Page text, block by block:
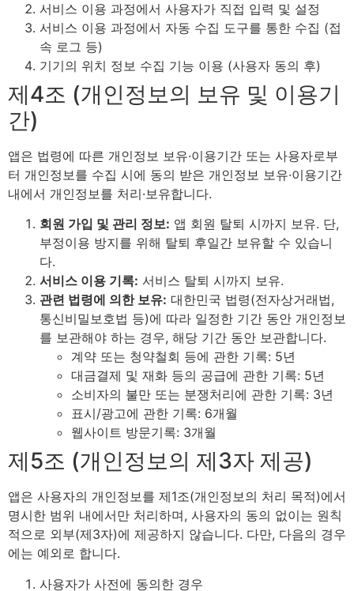
서비스 이용 과정에서 사용자가 직접 입력 및 설정
서비스 이용 과정에서 자동 수집 도구를 통한 수집 (접
속 로그 등)
기기의 위치 정보 수집 기능 이용 (사용자 동의 후)
제4조 (개인정보의 보유 및 이용기
간)
앱은 법령에 따른 개인정보 보유·이용기간 또는 사용자로부
터 개인정보를 수집 시에 동의 받은 개인정보 보유·이용기간
내에서 개인정보를 처리·보유합니다.
회원 가입 및 관리 정보: 앱 회원 탈퇴 시까지 보유. 단,
부정이용 방지를 위해 탈퇴 후일간 보유할 수 있습니
다.
서비스 이용 기록: 서비스 탈퇴 시까지 보유.
관련 법령에 의한 보유: 대한민국 법령(전자상거래법,
통신비밀보호법 등)에 따라 일정한 기간 동안 개인정보
를 보관해야 하는 경우, 해당 기간 동안 보관합니다.
계약 또는 청약철회 등에 관한 기록: 5년
대금결제 및 재화 등의 공급에 관한 기록: 5년
소비자의 불만 또는 분쟁처리에 관한 기록: 3년
표시/광고에 관한 기록: 6개월
웹사이트 방문기록: 3개월
제5조 (개인정보의 제3자 제공)
앱은 사용자의 개인정보를 제1조(개인정보의 처리 목적)에서
명시한 범위 내에서만 처리하며, 사용자의 동의 없이는 원칙
적으로 외부(제3자)에 제공하지 않습니다. 다만, 다음의 경우
에는 예외로 합니다.
사용자가 사전에 동의한 경우